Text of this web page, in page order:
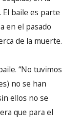
baile es parte
en el pasado
de la muerte.
“No tuvimos
no se han
ellos no se
que para el